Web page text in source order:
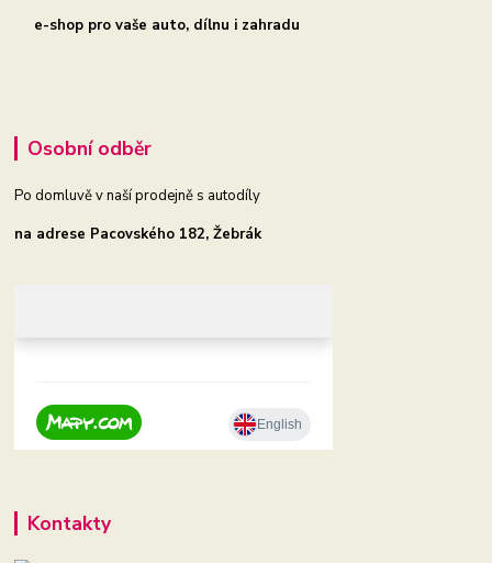
e-shop pro vaše auto, dílnu i zahradu
Osobní odběr
Po domluvě v naší prodejně s autodíly
na adrese Pacovského 182, Žebrák
Kontakty